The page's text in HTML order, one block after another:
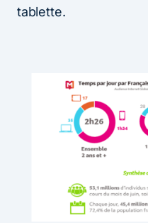
tablette.